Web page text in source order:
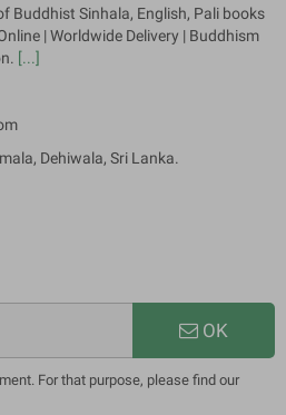
Buddhist Sinhala, English, Pali books
| Worldwide Delivery | Buddhism
[...]
Dehiwala, Sri Lanka.
OK
For that purpose, please find our